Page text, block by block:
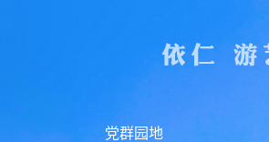
党群园地